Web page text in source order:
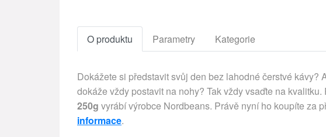
O produktu Parametry Kategorie
Dokážete si představit svůj den bez lahodné čerstvé kávy?
dokáže vždy postavit na nohy? Tak vždy vsaďte na kvalitku.
250g vyrábí výrobce Nordbeans. Právě nyní ho koupíte za
informace.